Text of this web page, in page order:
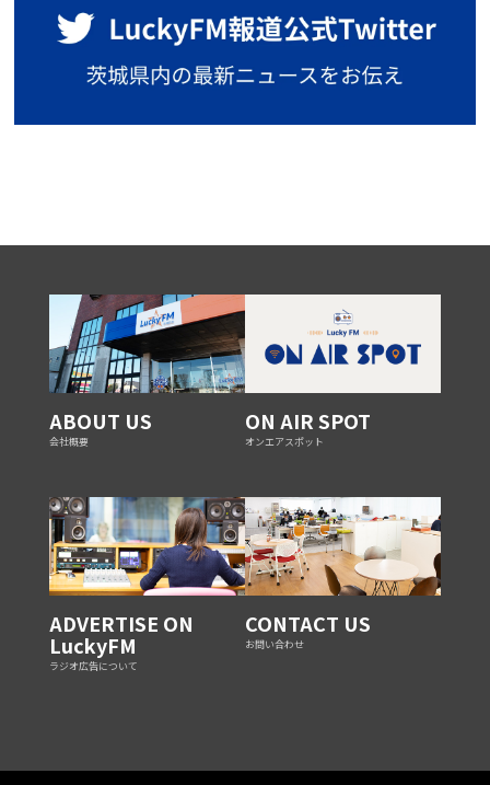
ABOUT US
会社概要
ON AIR SPOT
オンエアスポット
ADVERTISE ON
LuckyFM
ラジオ広告について
CONTACT US
お問い合わせ